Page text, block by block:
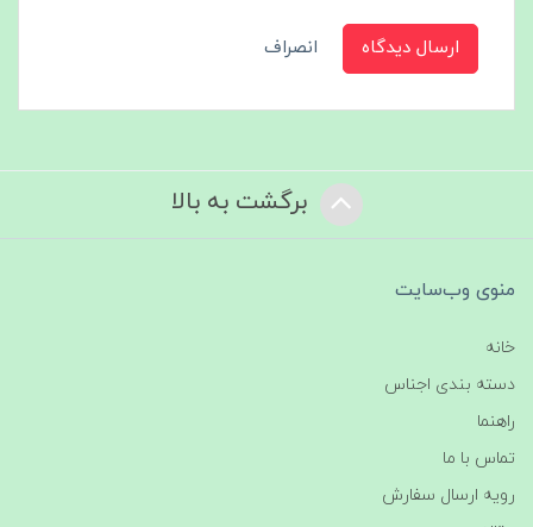
ارسال دیدگاه انصراف
برگشت به بالا
منوی وب‌سایت
خانه
دسته بندی اجناس
راهنما
تماس با ما
رویه ارسال سفارش